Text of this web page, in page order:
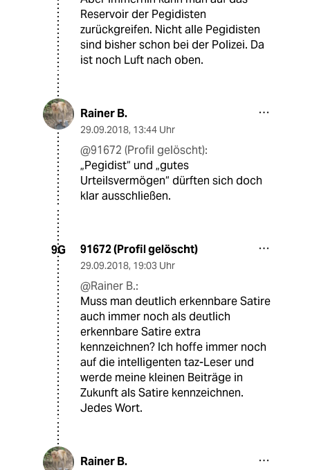
Reservoir der Pegidisten
zurückgreifen. Nicht alle Pegidisten
sind bisher schon bei der Polizei. Da
ist noch Luft nach oben.
Rainer B.
29.09.2018, 13:44 Uhr
@91672 (Profil gelöscht):
„Pegidist“ und „gutes
Urteilsvermögen“ dürften sich doch
klar ausschließen.
9G 91672 (Profil gelöscht)
29.09.2018, 19:03 Uhr
@Rainer B.:
Muss man deutlich erkennbare Satire
auch immer noch als deutlich
erkennbare Satire extra
kennzeichnen? Ich hoffe immer noch
auf die intelligenten taz-Leser und
werde meine kleinen Beiträge in
Zukunft als Satire kennzeichnen.
Jedes Wort.
Rainer B.